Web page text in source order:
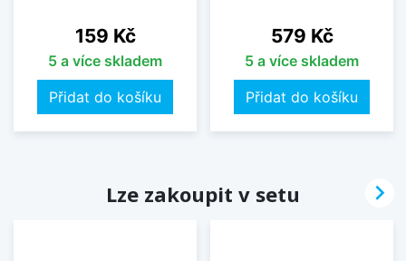
Cena
159 Kč
5 a více skladem
Přidat do košíku
Cena
579 Kč
5 a více skladem
Přidat do košíku
Lze zakoupit v setu 